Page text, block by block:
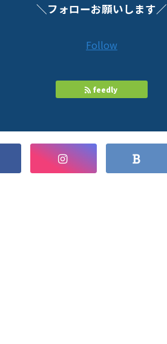
＼フォローお願いします／
Follow
feedly